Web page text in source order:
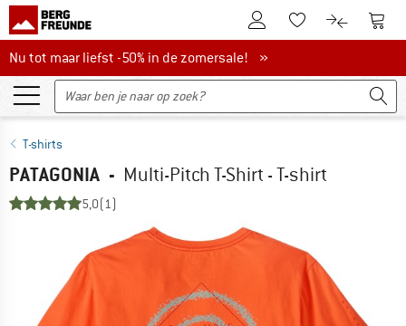
De klantenaccount
Naar deNaar de
Nu tot maar liefst -50% in de zomersale!
Nu tot maar liefst -50% in de zomersale! »
T-shirts
PATAGONIA - Multi-Pitch T-Shirt - T-shirt
5,0(1)